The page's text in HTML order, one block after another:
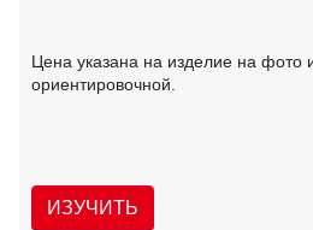
Цена указана на изделие на фото
ориентировочной.
ИЗУЧИТЬ